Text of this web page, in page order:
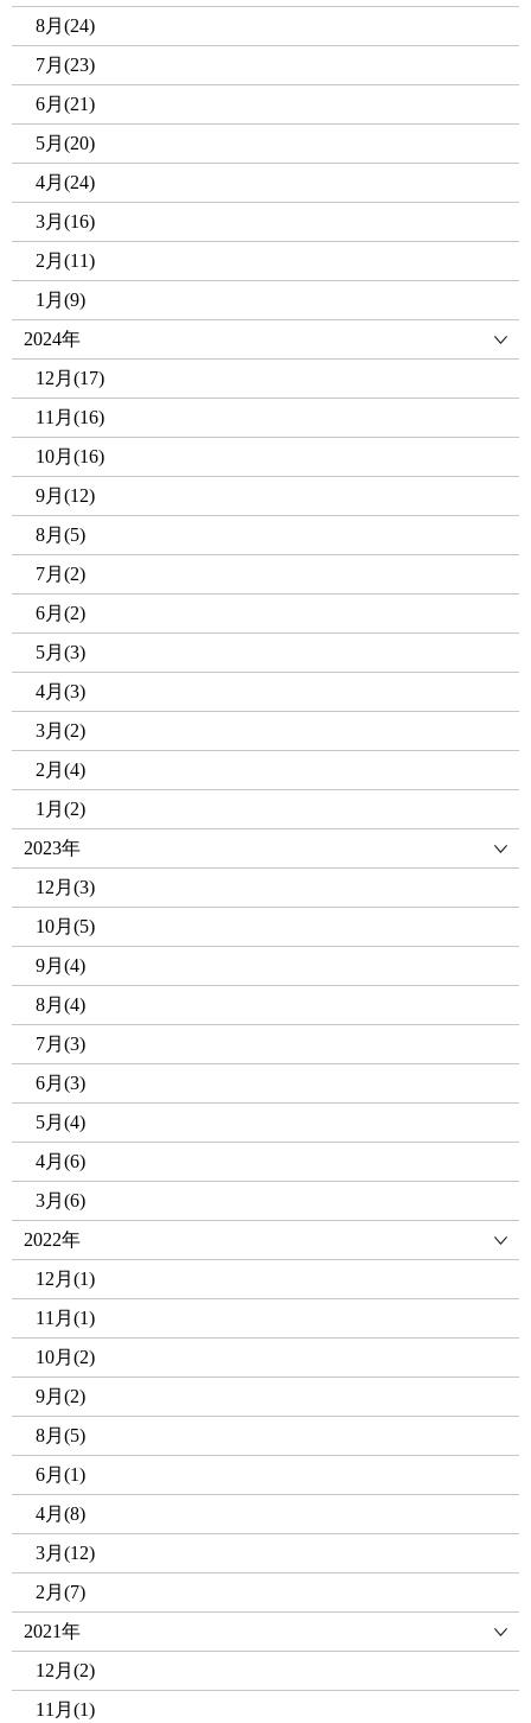
8月(24)
7月(23)
6月(21)
5月(20)
4月(24)
3月(16)
2月(11)
1月(9)
2024年
12月(17)
11月(16)
10月(16)
9月(12)
8月(5)
7月(2)
6月(2)
5月(3)
4月(3)
3月(2)
2月(4)
1月(2)
2023年
12月(3)
10月(5)
9月(4)
8月(4)
7月(3)
6月(3)
5月(4)
4月(6)
3月(6)
2022年
12月(1)
11月(1)
10月(2)
9月(2)
8月(5)
6月(1)
4月(8)
3月(12)
2月(7)
2021年
12月(2)
11月(1)